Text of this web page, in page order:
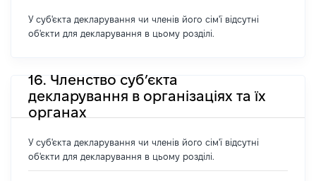
У суб'єкта декларування чи членів його сім'ї відсутні
об'єкти для декларування в цьому розділі.
16. Членство суб’єкта
декларування в організаціях та їх
органах
У суб'єкта декларування чи членів його сім'ї відсутні
об'єкти для декларування в цьому розділі.